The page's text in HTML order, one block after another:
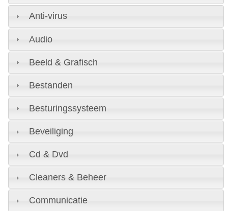
Anti-virus
Audio
Beeld & Grafisch
Bestanden
Besturingssysteem
Beveiliging
Cd & Dvd
Cleaners & Beheer
Communicatie